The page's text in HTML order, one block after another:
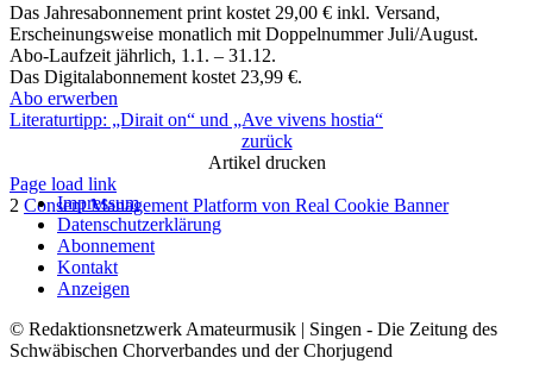
Das Jahresabonnement print kostet 29,00 € inkl. Versand,​
Erscheinungsweise monatlich mit Doppelnummer Juli/August.​
Abo-Laufzeit jährlich, 1.1. – 31.12.
Das Digitalabonnement kostet 23,99 €.​
Abo erwerben
Literaturtipp: „Dirait on“ und „Ave vivens hostia“
zurück
Artikel drucken
Impressum
Datenschutzerklärung
Abonnement
Kontakt
Anzeigen
© Redaktionsnetzwerk Amateurmusik | Singen - Die Zeitung des
Schwäbischen Chorverbandes und der Chorjugend
Page load link
2 Consent Management Platform von Real Cookie Banner
Nach
oben